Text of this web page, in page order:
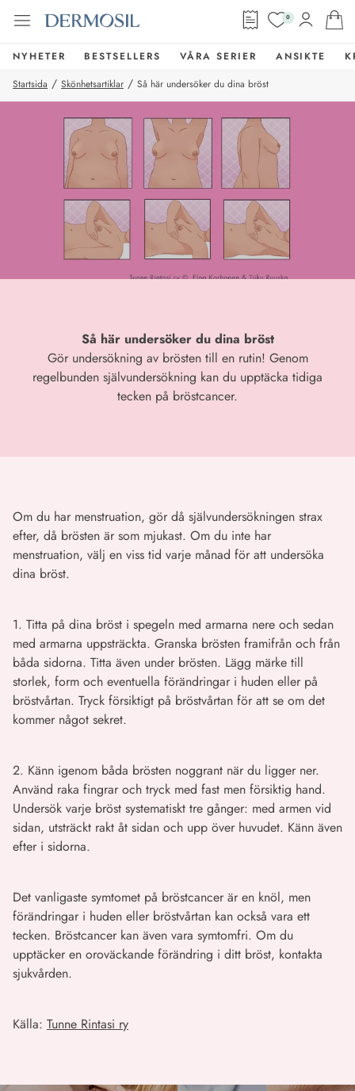
0
NYHETER BESTSELLERS VÅRA SERIER ANSIKTE
Startsida / Skönhetsartiklar / Så här undersöker du dina bröst
Så här undersöker du dina bröst
Gör undersökning av brösten till en rutin! Genom
regelbunden självundersökning kan du upptäcka tidiga
tecken på bröstcancer.
Om du har menstruation, gör då självundersökningen strax
efter, då brösten är som mjukast. Om du inte har
menstruation, välj en viss tid varje månad för att undersöka
dina bröst.
1. Titta på dina bröst i spegeln med armarna nere och sedan
med armarna uppsträckta. Granska brösten framifrån och från
båda sidorna. Titta även under brösten. Lägg märke till
storlek, form och eventuella förändringar i huden eller på
bröstvårtan. Tryck försiktigt på bröstvårtan för att se om det
kommer något sekret.
2. Känn igenom båda brösten noggrant när du ligger ner.
Använd raka fingrar och tryck med fast men försiktig hand.
Undersök varje bröst systematiskt tre gånger: med armen vid
sidan, utsträckt rakt åt sidan och upp över huvudet. Känn även
efter i sidorna.
Det vanligaste symtomet på bröstcancer är en knöl, men
förändringar i huden eller bröstvårtan kan också vara ett
tecken. Bröstcancer kan även vara symtomfri. Om du
upptäcker en oroväckande förändring i ditt bröst, kontakta
sjukvården.
Källa: Tunne Rintasi ry